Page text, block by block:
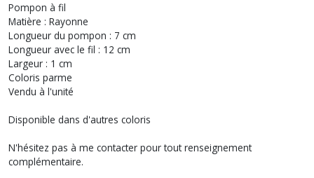
Pompon à fil
Matière : Rayonne
Longueur du pompon : 7 cm
Longueur avec le fil : 12 cm
Largeur : 1 cm
Coloris parme
Vendu à l'unité
Disponible dans d'autres coloris
N'hésitez pas à me contacter pour tout renseignement
complémentaire.